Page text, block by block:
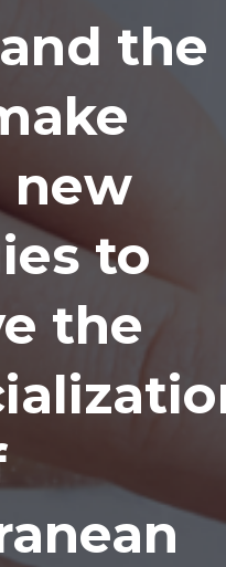
the
new
to
the